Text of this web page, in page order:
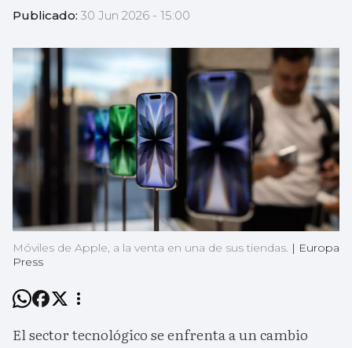
Publicado: 30 Jun 2026 - 15:00
Móviles de Apple, a la venta en una de sus tiendas. | Europa
Press
El sector tecnológico se enfrenta a un cambio